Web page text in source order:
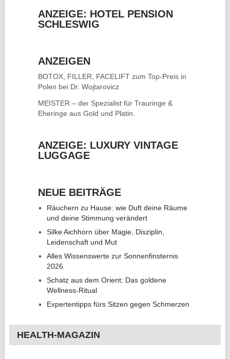
ANZEIGE: HOTEL PENSION
SCHLESWIG
ANZEIGEN
BOTOX, FILLER, FACELIFTzum Top-Preis in
Polen bei Dr. Wojtarovicz
MEISTER – der Spezialist für Trauringe &
Eheringe aus Gold und Platin.
ANZEIGE: LUXURY VINTAGE
LUGGAGE
NEUE BEITRÄGE
Räuchern zu Hause: wie Duft deine Räume
und deine Stimmung verändert
Silke Aichhorn über Magie, Disziplin,
Leidenschaft und Mut
Alles Wissenswerte zur Sonnenfinsternis
2026
Schatz aus dem Orient: Das goldene
Wellness-Ritual
Expertentipps fürs Sitzen gegen Schmerzen
HEALTH-MAGAZIN